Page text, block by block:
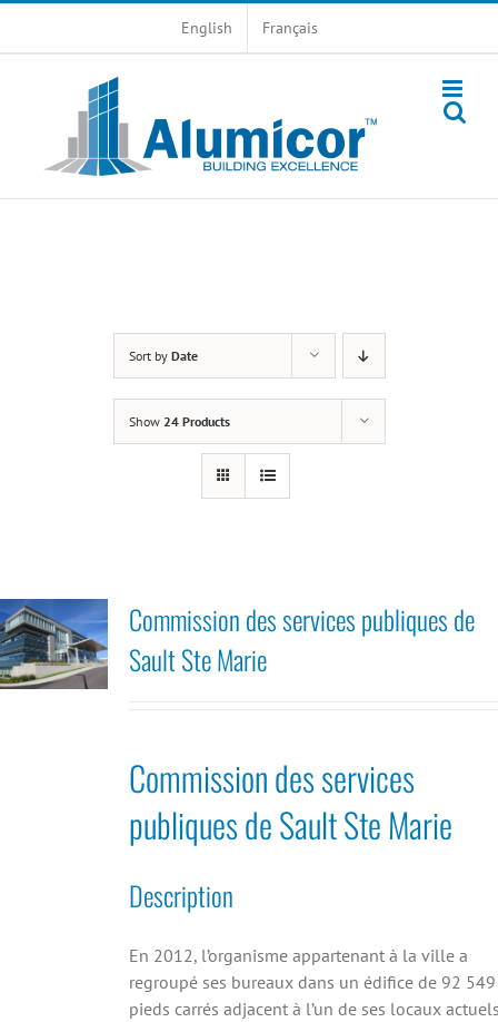
English Français
Sort by Date
Show 24 Products
Commission des services publiques de
Sault Ste Marie
Commission des services
publiques de Sault Ste Marie
Description
En 2012, l’organisme appartenant à la ville a
regroupé ses bureaux dans un édifice de 92 549
pieds carrés adjacent à l’un de ses locaux